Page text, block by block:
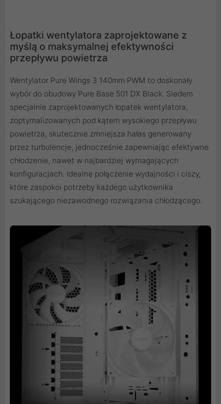
Łopatki wentylatora zaprojektowane z
myślą o maksymalnej efektywności
przepływu powietrza
Wentylator Pure Wings 3 140mm PWM to doskonały
wybór do obudowy Pure Base 501 DX Black. Siedem
specjalnie zaprojektowanych łopatek wentylatora,
zoptymalizowanych pod kątem wysokiego przepływu
powietrza, skutecznie zmniejsza hałas generowany
przez turbulencje, jednocześnie zapewniając efektywne
chłodzenie, nawet w najbardziej wymagających
konfiguracjach. Idealne połączenie wydajności i ciszy,
które zaspokoi potrzeby każdego użytkownika
szukającego niezawodnego rozwiązania chłodzącego.